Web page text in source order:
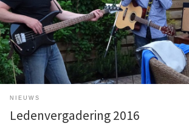
voorzitter zeer gastvrij zijn huis voor ons opengesteld.
Al met al werd het een zeer efficiënte vergadering
waarin leden werden uitgenodigd hun ervaringen van
het afgelopen seizoen te delen en moesten we ook
jammer genoeg […]
NIEUWS
Ledenvergadering 2016